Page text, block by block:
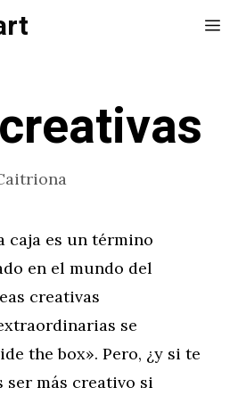
caja es un término
en el mundo del
creativas
se
the box». Pero, ¿y si te
ser más creativo si